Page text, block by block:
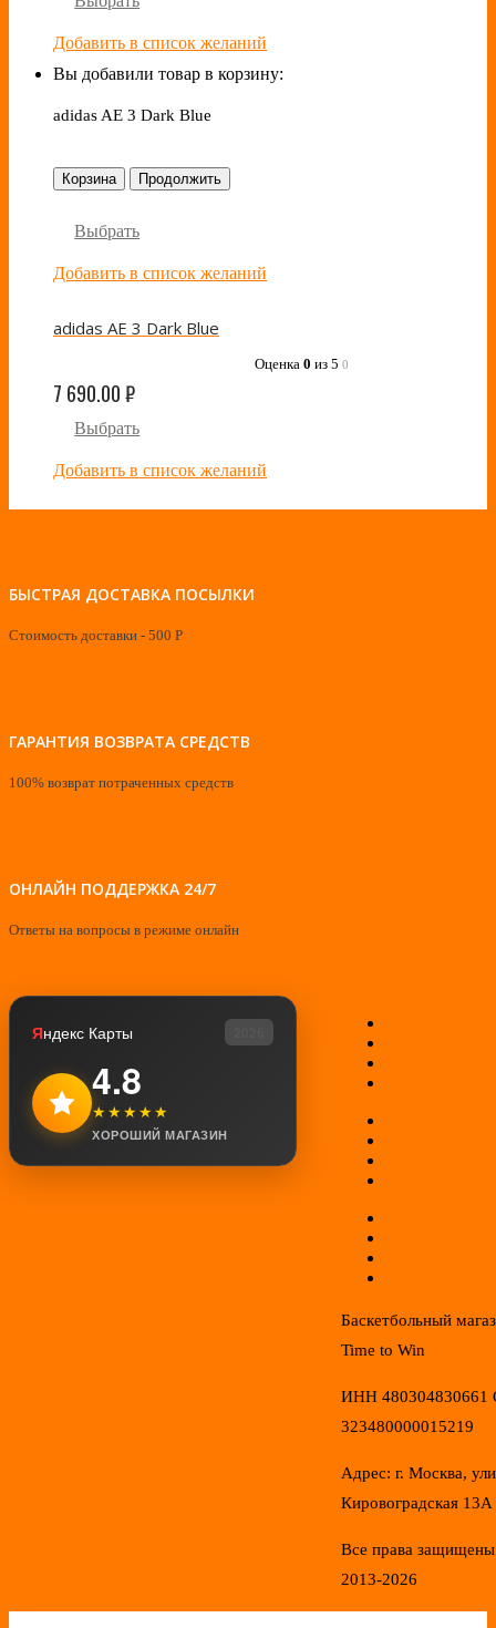
Добавить в список желаний
Вы добавили товар в корзину:
adidas AE 3 Dark Blue
Корзина Продолжить
Выбрать
Добавить в список желаний
adidas AE 3 Dark Blue
Оценка 0 из 5 0
7 690.00₽
Выбрать
Добавить в список желаний
БЫСТРАЯ ДОСТАВКА ПОСЫЛКИ
Стоимость доставки - 500 Р
ГАРАНТИЯ ВОЗВРАТА СРЕДСТВ
100% возврат потраченных средств
ОНЛАЙН ПОДДЕРЖКА 24/7
Ответы на вопросы в режиме онлайн
Яндекс Карты
4.8
★★★★★
ХОРОШИЙ МАГАЗИН
Баскетбольный
Time to Win
ИНН 480304830661
323480000015219
Адрес: г. Москва,
Кировоградская 13А
Все права
2013-2026